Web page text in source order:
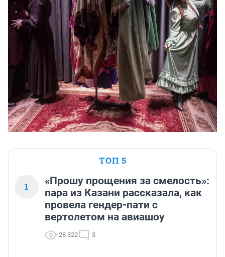
ТОП 5
1
«Прошу прощения за смелость»:
пара из Казани рассказала, как
провела гендер-пати с
вертолетом на авиашоу
28 322 3